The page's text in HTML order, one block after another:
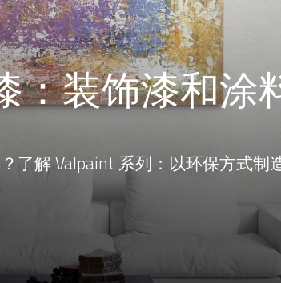
：装饰漆和涂
了解 Valpaint 系列：以环保方式制